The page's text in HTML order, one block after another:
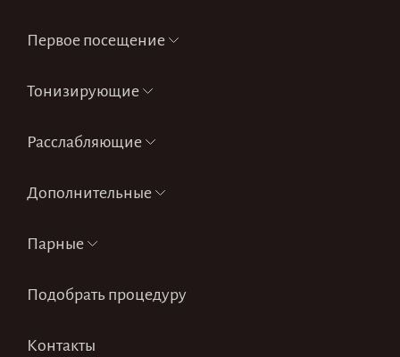
Первое посещение
Тонизирующие
Расслабляющие
Дополнительные
Парные
Подобрать процедуру
Контакты